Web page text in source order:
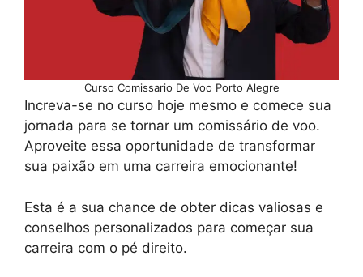
Curso Comissario De Voo Porto Alegre
Increva-se no curso hoje mesmo e comece sua
jornada para se tornar um comissário de voo.
Aproveite essa oportunidade de transformar
sua paixão em uma carreira emocionante!
Esta é a sua chance de obter dicas valiosas e
conselhos personalizados para começar sua
carreira com o pé direito.